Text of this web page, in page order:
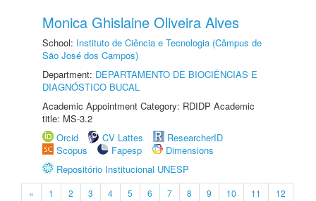
Monica Ghislaine Oliveira Alves
School: Instituto de Ciência e Tecnologia (Câmpus de
São José dos Campos)
Department: DEPARTAMENTO DE BIOCIÊNCIAS E
DIAGNÓSTICO BUCAL
Academic Appointment Category: RDIDP Academic
title: MS-3.2
Orcid
CV Lattes
ResearcherID
Scopus
Fapesp
Dimensions
Repositório Institucional UNESP
« 1 2 3 4 5 6 7 8 9 10 11
12